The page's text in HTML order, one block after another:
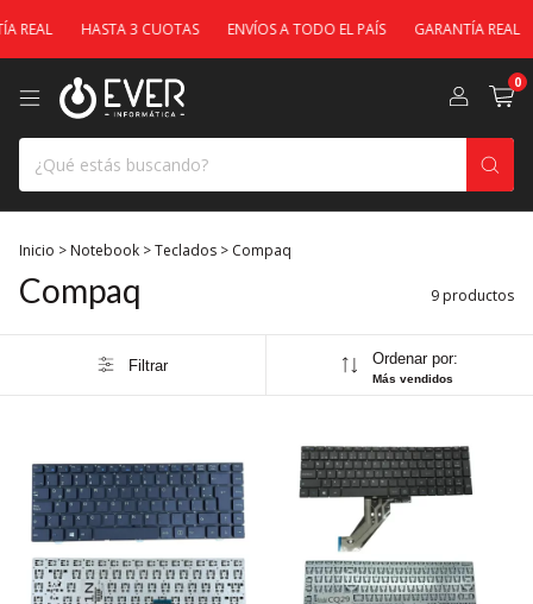
HASTA 3 CUOTAS ENVÍOS A TODO EL PAÍS GARANTÍA REAL
0
Inicio > Notebook >Teclados > Compaq
Compaq 9 productos
Filtrar Ordenar por:
Más vendidos